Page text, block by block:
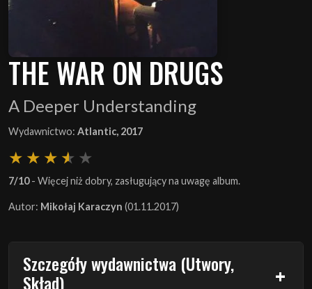
THE WAR ON DRUGS
A Deeper Understanding
Wydawnictwo: Atlantic, 2017
7/10- Więcej niż dobry, zasługujący na uwagę album.
Autor: Mikołaj Karaczyn (01.11.2017)
Szczegóły wydawnictwa (Utwory,
Skład)